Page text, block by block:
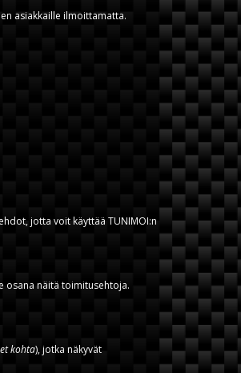
asiakkaille ilmoittamatta.
jotta voit käyttää TUNIMOI:n
osana näitä toimitusehtoja.
kohta), jotka näkyvät